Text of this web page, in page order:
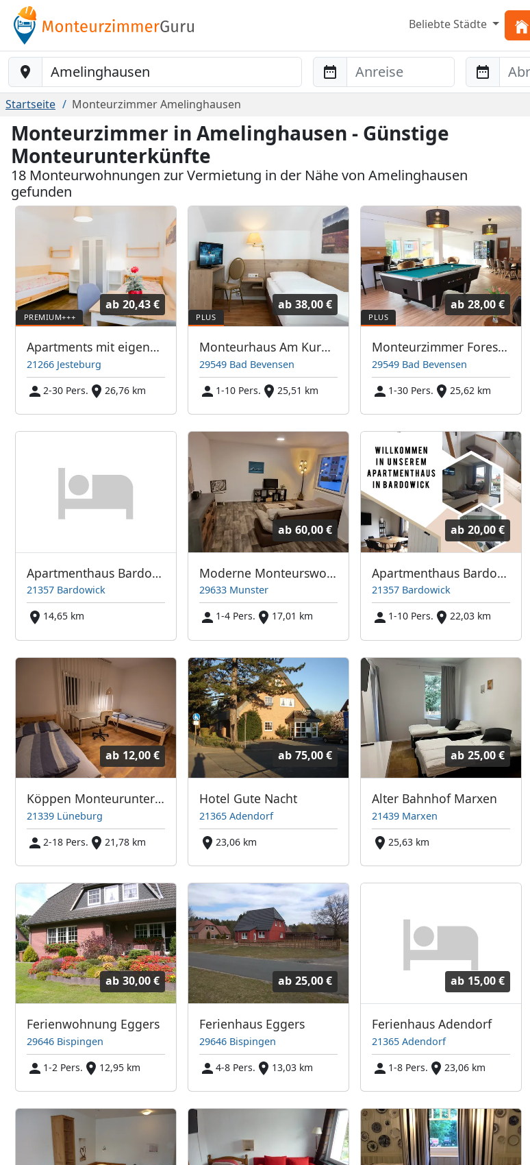
Beliebte Städte
Baustelle-Location Anreise Abreise
Startseite Monteurzimmer Amelinghausen
Monteurzimmer in Amelinghausen - Günstige
Monteurunterkünfte
18 Monteurwohnungen zur Vermietung in der Nähe von Amelinghausen
gefunden
ab 20,43 €
Apartments mit eigenem Bad und Küche in 21266 Jesteburg / Hamburg-Süd
21266 Jesteburg
2-30 Pers.
26,76 km
ab 38,00 €
Monteurhaus Am Kurpark
29549 Bad Bevensen
1-10 Pers.
25,51 km
ab 28,00 €
Monteurzimmer Forest Rooms
29549 Bad Bevensen
1-30 Pers.
25,62 km
Apartmenthaus Bardowick
21357 Bardowick
14,65 km
ab 60,00 €
Moderne Monteurswohnung
29633 Munster
1-4 Pers.
17,01 km
ab 20,00 €
Apartmenthaus Bardowick
21357 Bardowick
1-10 Pers.
22,03 km
ab 12,00 €
Köppen Monteurunterkunft & Handwerkerzimmer
21339 Lüneburg
2-18 Pers.
21,78 km
ab 75,00 €
Hotel Gute Nacht
21365 Adendorf
23,06 km
ab 25,00 €
Alter Bahnhof Marxen
21439 Marxen
25,63 km
ab 30,00 €
Ferienwohnung Eggers
29646 Bispingen
1-2 Pers.
12,95 km
ab 25,00 €
Ferienhaus Eggers
29646 Bispingen
4-8 Pers.
13,03 km
ab 15,00 €
Ferienhaus Adendorf
21365 Adendorf
1-8 Pers.
23,06 km